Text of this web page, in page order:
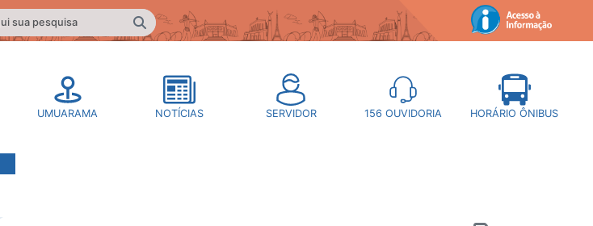
UMUARAMA NOTÍCIAS SERVIDOR 156 OUVIDORIA HORÁRIO ÔNIBUS